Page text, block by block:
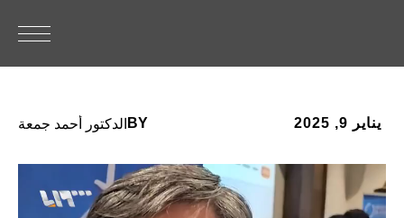
يناير 9, 2025 BY الدكتور أحمد جمعة